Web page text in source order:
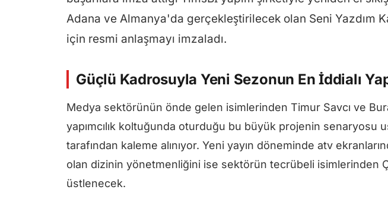
Adana ve Almanya'da gerçekleştirilecek olan Seni Yazdım
için resmi anlaşmayı imzaladı.
Güçlü Kadrosuyla Yeni Sezonun En İddialı
Medya sektörünün önde gelen isimlerinden Timur Savcı ve
yapımcılık koltuğunda oturduğu bu büyük projenin senaryosu
tarafından kaleme alınıyor. Yeni yayın döneminde atv
olan dizinin yönetmenliğini ise sektörün tecrübeli isimlerinden
üstlenecek.